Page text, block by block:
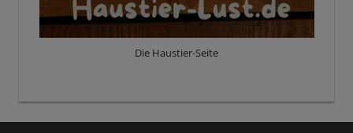
Die Haustier-Seite